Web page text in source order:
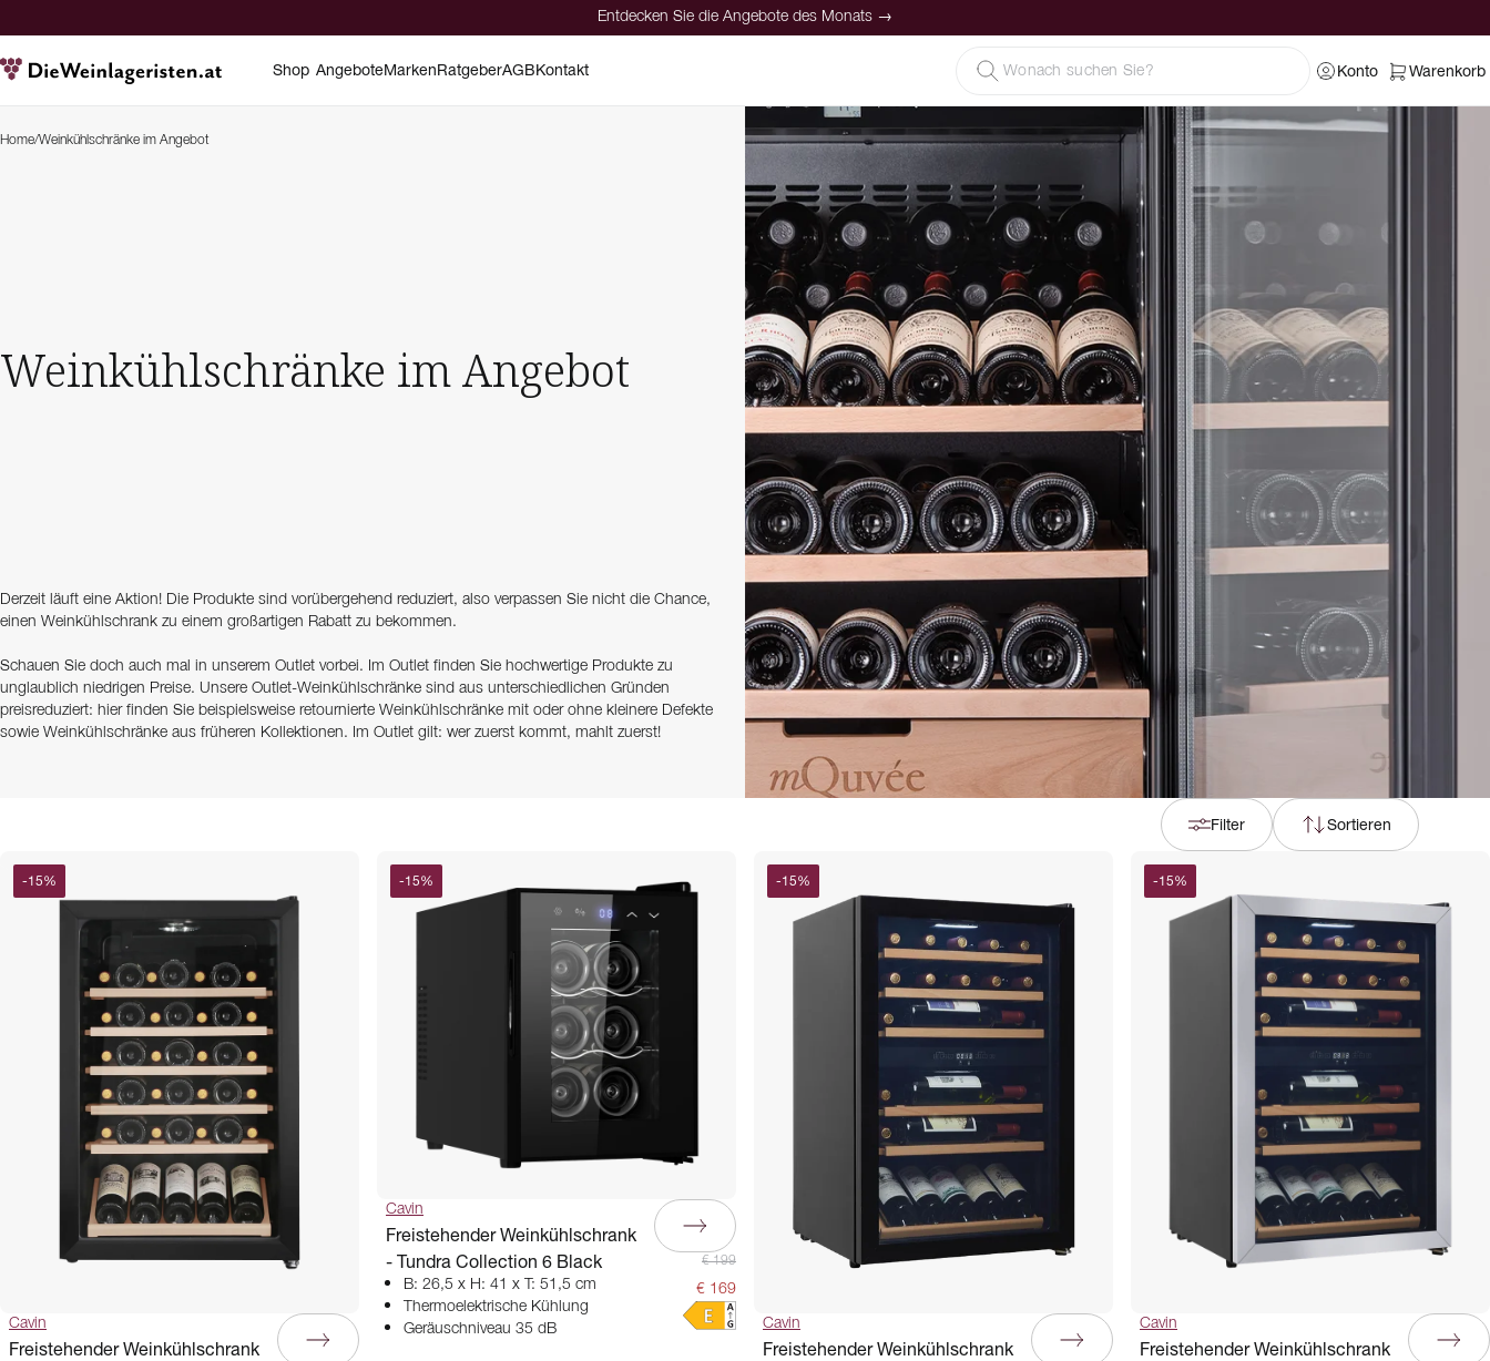
Entdecken Sie die Angebote des Monats →
Shop AngeboteMarkenRatgeberAGBKontakt Konto Warenkorb
Home/Weinkühlschränke im Angebot
Weinkühlschränke im Angebot
Derzeit läuft eine Aktion! Die Produkte sind vorübergehend reduziert, also verpassen Sie nicht die Chance,
einen Weinkühlschrank zu einem großartigen Rabatt zu bekommen.
Schauen Sie doch auch mal in unserem Outlet vorbei. Im Outlet finden Sie hochwertige Produkte zu
unglaublich niedrigen Preise. Unsere Outlet-Weinkühlschränke sind aus unterschiedlichen Gründen
preisreduziert: hier finden Sie beispielsweise retournierte Weinkühlschränke mit oder ohne kleinere Defekte
sowie Weinkühlschränke aus früheren Kollektionen. Im Outlet gilt: wer zuerst kommt, mahlt zuerst!
Filter Sortieren
-15%
Cavin
Freistehender Weinkühlschrank
-15%
Cavin
Freistehender Weinkühlschrank
- Tundra Collection 6 Black
B: 26,5 x H: 41 x T: 51,5 cm
Thermoelektrische Kühlung
Geräuschniveau 35 dB
€ 199
€ 169
-15%
Cavin
Freistehender Weinkühlschrank
-15%
Cavin
Freistehender Weinkühlschrank